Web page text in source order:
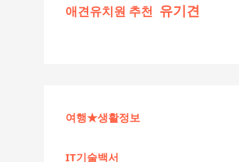
애견유치원 추천 유기견
여행★생활정보
IT기술백서